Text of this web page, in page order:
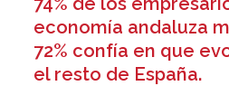
economía andaluza
72% confía en que
el resto de España.